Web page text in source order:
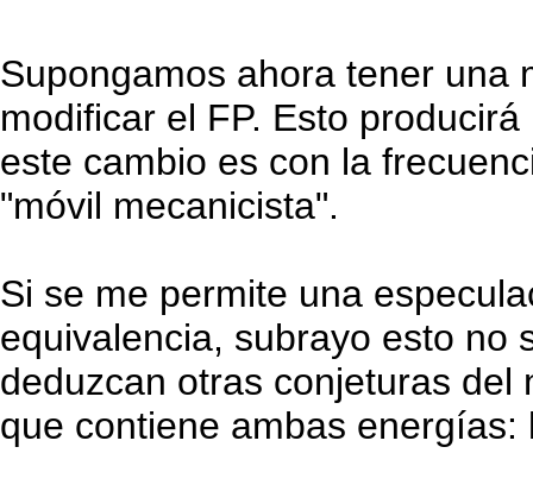
Supongamos ahora tener una
modificar el FP. Esto
este cambio es con la
"móvil mecanicista".
Si se me permite una
equivalencia, subrayo esto no
deduzcan otras conjeturas
que contiene ambas